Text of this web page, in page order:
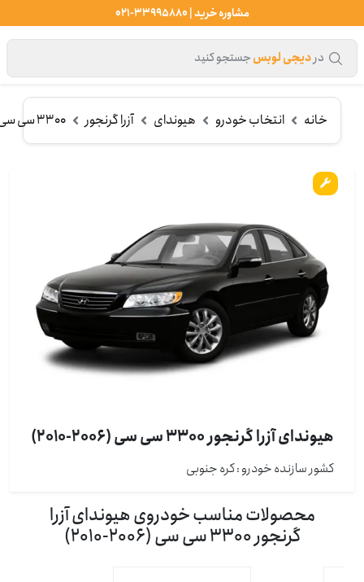
مشاوره خرید | 33995880-021
دردیجی لوبسجستجو کنید
خانه انتخاب خودرو هیوندای آزرا گرنجور 3300 سی سی (2006-2010)
هیوندای آزرا گرنجور 3300 سی سی (2006-2010)
کشور سازنده خودرو : كره جنوبی
محصولات مناسب خودروی هیوندای آزرا
گرنجور 3300 سی سی (2006-2010)